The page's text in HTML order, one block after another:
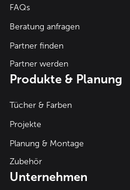
FAQs
Beratung anfragen
Partner finden
Partner werden
Produkte & Planung
Tücher & Farben
Projekte
Planung & Montage
Zubehör
Unternehmen